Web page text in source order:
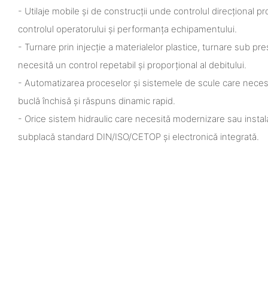
- Utilaje mobile și de construcții unde controlul direcțional
controlul operatorului și performanța echipamentului.
- Turnare prin injecție a materialelor plastice, turnare sub
necesită un control repetabil și proporțional al debitului.
- Automatizarea proceselor și sistemele de scule care
buclă închisă și răspuns dinamic rapid.
- Orice sistem hidraulic care necesită modernizare sau
subplacă standard DIN/ISO/CETOP și electronică integrată.